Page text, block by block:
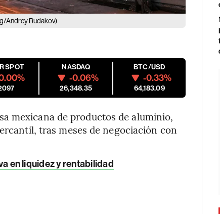
Andrey Rudakov)
SPOT NASDAQ
-0.06%
26,348.35
BTC/USD
-0.33%
64,183.09
mexicana de productos de aluminio,
tras meses de negociación con
en liquidez y rentabilidad